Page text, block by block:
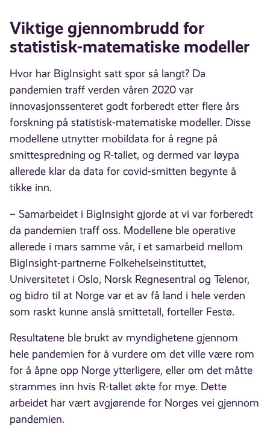
Viktige gjennombrudd for
statistisk-matematiske modeller
Hvor har BigInsight satt spor så langt? Da
pandemien traff verden våren 2020 var
innovasjonssenteret godt forberedt etter flere års
forskning på statistisk-matematiske modeller. Disse
modellene utnytter mobildata for å regne på
smittespredning og R-tallet, og dermed var løypa
allerede klar da data for covid-smitten begynte å
tikke inn.
– Samarbeidet i BigInsight gjorde at vi var forberedt
da pandemien traff oss. Modellene ble operative
allerede i mars samme vår, i et samarbeid mellom
BigInsight-partnerne Folkehelseinstituttet,
Universitetet i Oslo, Norsk Regnesentral og Telenor,
og bidro til at Norge var et av få land i hele verden
som raskt kunne anslå smittetall, forteller Festø.
Resultatene ble brukt av myndighetene gjennom
hele pandemien for å vurdere om det ville være rom
for å åpne opp Norge ytterligere, eller om det måtte
strammes inn hvis R-tallet økte for mye. Dette
arbeidet har vært avgjørende for Norges vei gjennom
pandemien.